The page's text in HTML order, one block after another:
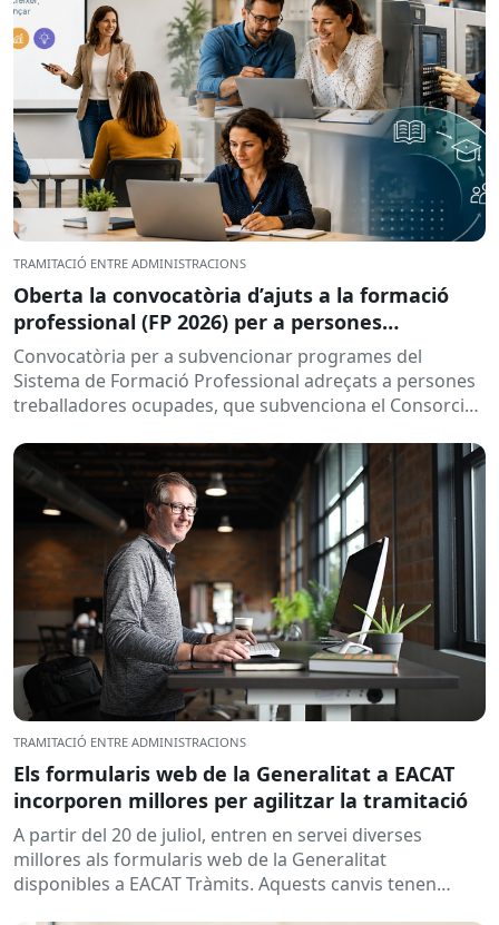
TRAMITACIÓ ENTRE ADMINISTRACIONS
Oberta la convocatòria d’ajuts a la formació
professional (FP 2026) per a persones
treballadores ocupades
Convocatòria per a subvencionar programes del
Sistema de Formació Professional adreçats a persones
treballadores ocupades, que subvenciona el Consorci
TRAMITACIÓ ENTRE ADMINISTRACIONS
Els formularis web de la Generalitat a EACAT
incorporen millores per agilitzar la tramitació
A partir del 20 de juliol, entren en servei diverses
millores als formularis web de la Generalitat
disponibles a EACAT Tràmits. Aquests canvis tenen